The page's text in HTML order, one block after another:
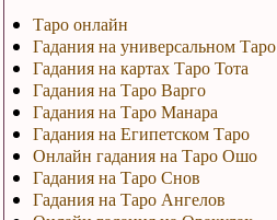
Таро онлайн
Гадания на универсальном Таро
Гадания на картах Таро Тота
Гадания на Таро Варго
Гадания на Таро Манара
Гадания на Египетском Таро
Онлайн гадания на Таро Ошо
Гадания на Таро Снов
Гадания на Таро Ангелов